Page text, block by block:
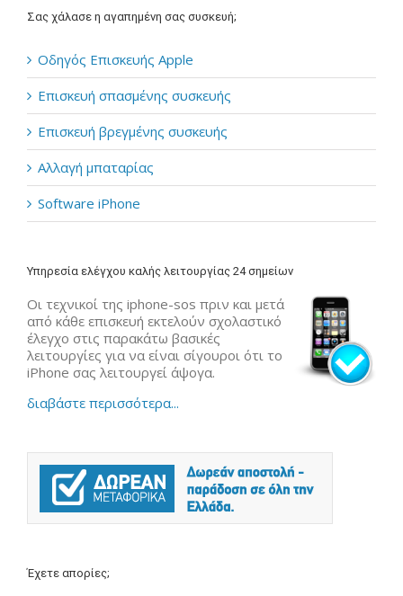
Σας χάλασε η αγαπημένη σας συσκευή;
Οδηγός Επισκευής Apple
Επισκευή σπασμένης συσκευής
Επισκευή βρεγμένης συσκευής
Αλλαγή μπαταρίας
Software iPhone
Υπηρεσία ελέγχου καλής λειτουργίας 24 σημείων
Οι τεχνικοί της iphone-sos πριν και μετά
από κάθε επισκευή εκτελούν σχολαστικό
έλεγχο στις παρακάτω βασικές
λειτουργίες για να είναι σίγουροι ότι το
iPhone σας λειτουργεί άψογα.
διαβάστε περισσότερα...
Έχετε απορίες;